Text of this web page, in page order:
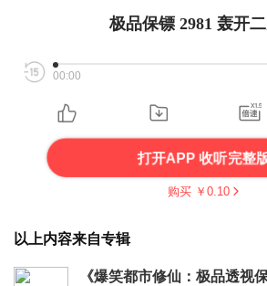
极品保镖 2981 轰开
00:00
打开APP 收听完整
购买 ￥ 0.10
以上内容来自专辑
《爆笑都市修仙：极品透视